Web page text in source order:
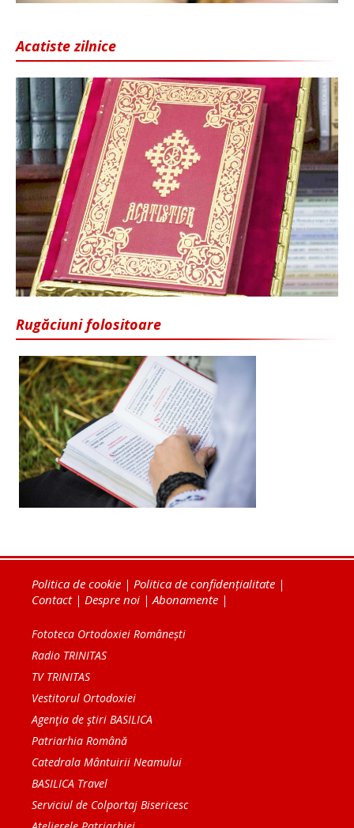
Acatiste zilnice
Rugăciuni folositoare
Politica de cookie | Politica de confidențialitate |
Contact| Despre noi | Abonamente |
Fototeca Ortodoxiei Românești
Radio TRINITAS
TV TRINITAS
Vestitorul Ortodoxiei
Agenţia de ştiri BASILICA
Patriarhia Română
Catedrala Mântuirii Neamului
BASILICA Travel
Serviciul de Colportaj Bisericesc